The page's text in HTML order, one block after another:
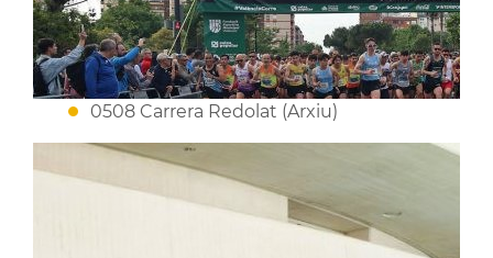
0508 Carrera Redolat (Arxiu)